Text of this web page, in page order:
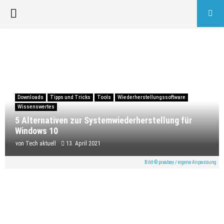
PRIMARY
Downloads Tipps und Tricks Tools
Wiederherstellungssoftware
Wissenswertes
5 Alternativen zur Systemwiederherstellung für
Windows 10
von Tech aktuell 13. April 2021
Bild © pixabay / eigene Anpassung